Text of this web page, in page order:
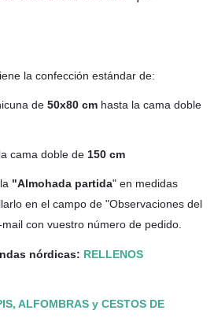
la confección estándar de:
de 50x80 cm hasta la cama doble
cama doble de 150 cm
"Almohada partida" en medidas
en el campo de "Observaciones del
con vuestro número de pedido.
nórdicas: RELLENOS
ALFOMBRAS y CESTOS DE